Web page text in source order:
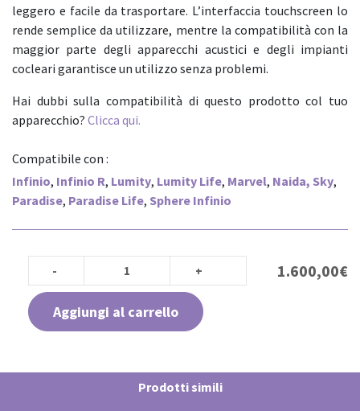
leggero e facile da trasportare. L’interfaccia touchscreen lo
rende semplice da utilizzare, mentre la compatibilità con la
maggior parte degli apparecchi acustici e degli impianti
cocleari garantisce un utilizzo senza problemi.
Hai dubbi sulla compatibilità di questo prodotto col tuo
apparecchio? Clicca qui.
Compatibile con :
Infinio, Infinio R, Lumity, Lumity Life, Marvel, Naida, Sky,
Paradise, Paradise Life, Sphere Infinio
1.600,00€
Aggiungi al carrello
Prodotti simili